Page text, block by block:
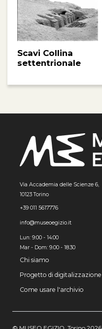
Scavi Collina
settentrionale
Via Accademia delle Scienze 6,
10123 Torino
+39 011 5617776
info@museoegizio.it
Lun: 9:00 - 14:00
Mar - Dom: 9.00 - 18.30
Chi siamo
Progetto di digitalizzazione
Come usare l'archivio